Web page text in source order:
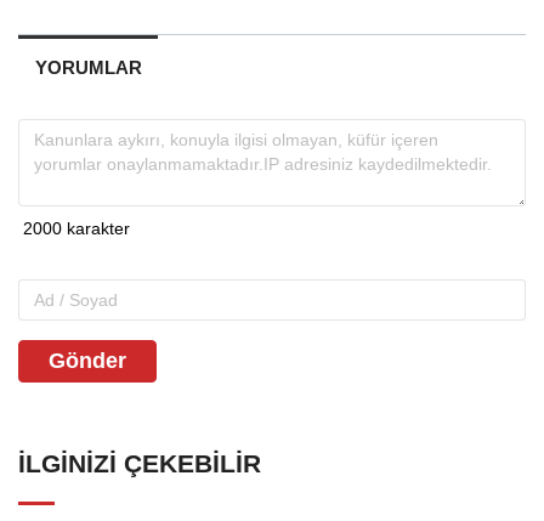
YORUMLAR
Gönder
İLGINIZI ÇEKEBILIR